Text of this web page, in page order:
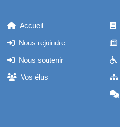
Accueil
Nous rejoindre
Nous soutenir
Vos élus